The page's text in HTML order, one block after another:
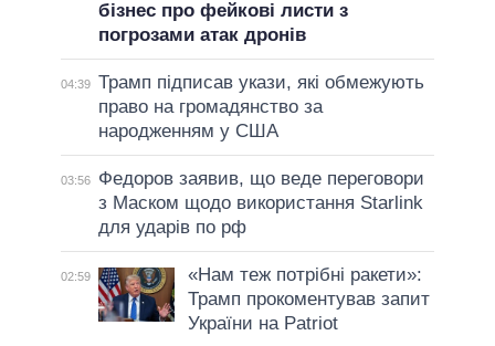
бізнес про фейкові листи з
погрозами атак дронів
04:39 Трамп підписав укази, які обмежують
право на громадянство за
народженням у США
03:56
Федоров заявив, що веде переговори
з Маском щодо використання Starlink
для ударів по рф
02:59
«Нам теж потрібні ракети»:
Трамп прокоментував запит
України на Patriot